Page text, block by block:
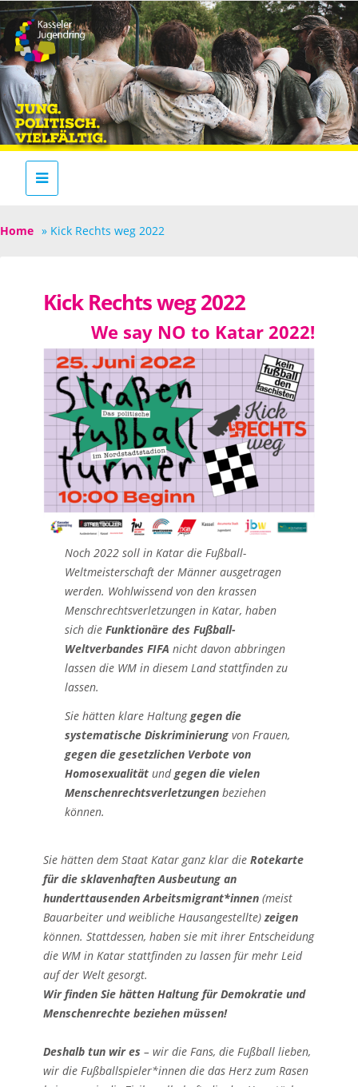
Home » Kick Rechts weg 2022
Kick Rechts weg 2022
We say NO to Katar 2022!
Noch 2022 soll in Katar die Fußball-
Weltmeisterschaft der Männer ausgetragen
werden. Wohlwissend von den krassen
Menschrechtsverletzungen in Katar, haben
sich die Funktionäre des Fußball-
Weltverbandes FIFA nicht davon abbringen
lassen die WM in diesem Land stattfinden zu
lassen.
Sie hätten klare Haltunggegen die
systematische Diskriminierungvon Frauen,
gegen die gesetzlichen Verbote von
Homosexualitätundgegen die vielen
Menschenrechtsverletzungen beziehen
können.
Sie hätten dem Staat Katar ganz klar die Rotekarte
für die sklavenhaften Ausbeutung an
hunderttausenden Arbeitsmigrant*innen(meist
Bauarbeiter und weibliche Hausangestellte)zeigen
können. Stattdessen, haben sie mit ihrer Entscheidung
die WM in Katar stattfinden zu lassen für mehr Leid
auf der Welt gesorgt.
Wir finden Sie hätten Haltung für Demokratie und
Menschenrechte beziehen müssen!
Deshalb tun wir es – wir die Fans, die Fußball lieben,
wir die Fußballspieler*innen die das Herz zum Rasen